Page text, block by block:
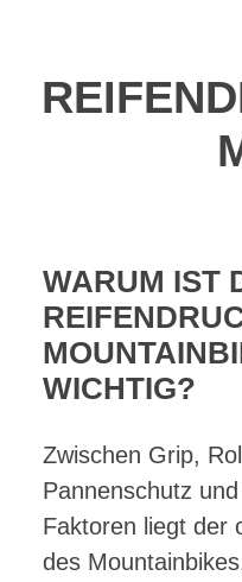
WARUM IST
WICHTIG?
Zwischen Grip,
Pannenschutz
Faktoren liegt der
des